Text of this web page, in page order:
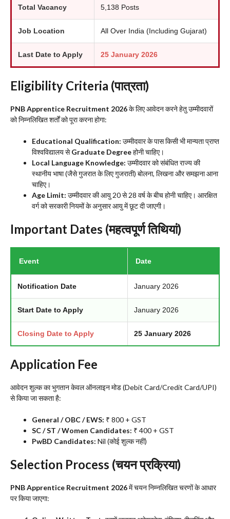
Total Vacancy 5,138 Posts
Job Location All Over India (Including Gujarat)
Last Date to Apply 25 January 2026
Eligibility Criteria (पात्रता)
PNB Apprentice Recruitment 2026के लिए आवेदन करने हेतु उम्मीदवारों
को निम्नलिखित शर्तों को पूरा करना होगा:
Educational Qualification: उम्मीदवार के पास किसी भी मान्यता प्राप्त
विश्वविद्यालय सेGraduate Degreeहोनी चाहिए।
Local Language Knowledge: उम्मीदवार को संबंधित राज्य की
स्थानीय भाषा (जैसे गुजरात के लिए गुजराती) बोलना, लिखना और समझना आना
चाहिए।
Age Limit: उम्मीदवार की आयु 20 से 28 वर्ष के बीच होनी चाहिए। आरक्षित
वर्ग को सरकारी नियमों के अनुसार आयु में छूट दी जाएगी।
​Important Dates (महत्वपूर्ण तिथियां)
Event Date
Notification Date January 2026
Start Date to Apply January 2026
Closing Date to Apply 25 January 2026
Application Fee
​आवेदन शुल्क का भुगतान केवल ऑनलाइन मोड (Debit Card/Credit Card/UPI)
से किया जा सकता है:
General / OBC / EWS: ₹ 800 + GST
SC / ST / Women Candidates: ₹ 400 + GST
PwBD Candidates: Nil (कोई शुल्क नहीं)
​Selection Process (चयन प्रक्रिया)
PNB Apprentice Recruitment 2026में चयन निम्नलिखित चरणों के आधार
पर किया जाएगा: